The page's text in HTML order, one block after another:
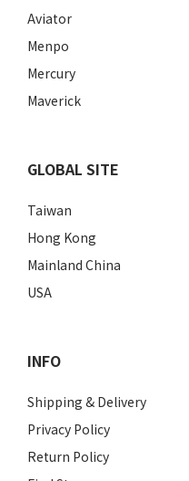
Aviator
Menpo
Mercury
Maverick
GLOBAL SITE
Taiwan
Hong Kong
Mainland China
USA
INFO
Shipping & Delivery
Privacy Policy
Return Policy